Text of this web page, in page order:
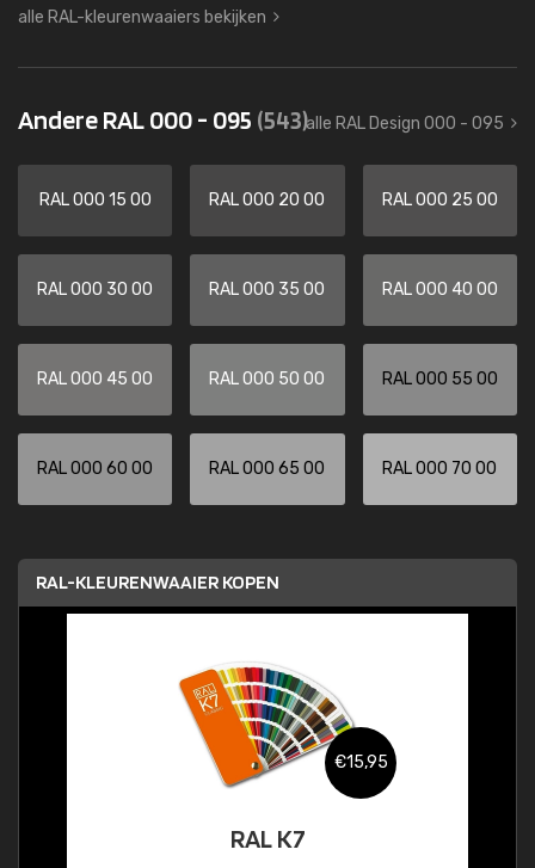
alle RAL-kleurenwaaiers bekijken
Andere RAL 000 - 095 (543)alle RAL Design 000 - 095
RAL 000 15 00 RAL 000 20 00 RAL 000 25 00
RAL 000 30 00 RAL 000 35 00 RAL 000 40 00
RAL 000 45 00 RAL 000 50 00 RAL 000 55 00
RAL 000 60 00 RAL 000 65 00 RAL 000 70 00
RAL-KLEURENWAAIER KOPEN
€15,95
RAL K7